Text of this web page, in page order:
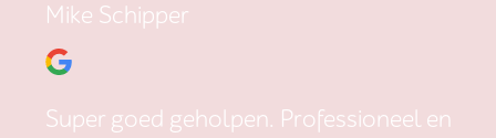
Mike Schipper
Super goed geholpen. Professioneel en